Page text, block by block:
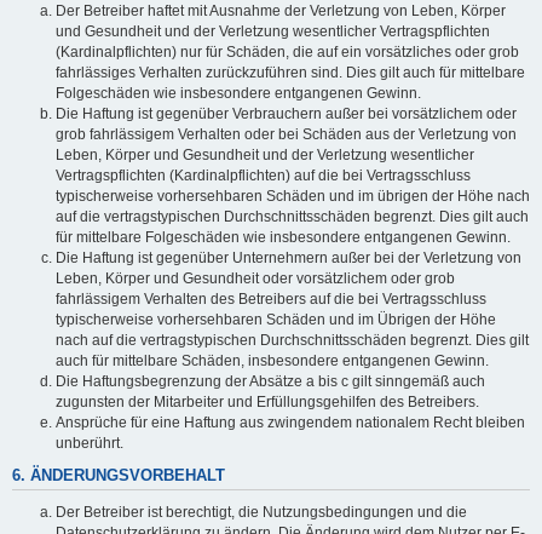
Der Betreiber haftet mit Ausnahme der Verletzung von Leben, Körper
und Gesundheit und der Verletzung wesentlicher Vertragspflichten
(Kardinalpflichten) nur für Schäden, die auf ein vorsätzliches oder grob
fahrlässiges Verhalten zurückzuführen sind. Dies gilt auch für mittelbare
Folgeschäden wie insbesondere entgangenen Gewinn.
Die Haftung ist gegenüber Verbrauchern außer bei vorsätzlichem oder
grob fahrlässigem Verhalten oder bei Schäden aus der Verletzung von
Leben, Körper und Gesundheit und der Verletzung wesentlicher
Vertragspflichten (Kardinalpflichten) auf die bei Vertragsschluss
typischerweise vorhersehbaren Schäden und im übrigen der Höhe nach
auf die vertragstypischen Durchschnittsschäden begrenzt. Dies gilt auch
für mittelbare Folgeschäden wie insbesondere entgangenen Gewinn.
Die Haftung ist gegenüber Unternehmern außer bei der Verletzung von
Leben, Körper und Gesundheit oder vorsätzlichem oder grob
fahrlässigem Verhalten des Betreibers auf die bei Vertragsschluss
typischerweise vorhersehbaren Schäden und im Übrigen der Höhe
nach auf die vertragstypischen Durchschnittsschäden begrenzt. Dies gilt
auch für mittelbare Schäden, insbesondere entgangenen Gewinn.
Die Haftungsbegrenzung der Absätze a bis c gilt sinngemäß auch
zugunsten der Mitarbeiter und Erfüllungsgehilfen des Betreibers.
Ansprüche für eine Haftung aus zwingendem nationalem Recht bleiben
unberührt.
6. ÄNDERUNGSVORBEHALT
Der Betreiber ist berechtigt, die Nutzungsbedingungen und die